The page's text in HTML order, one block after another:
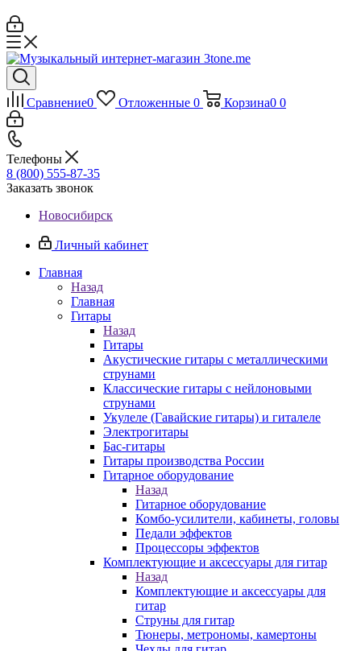
Сравнение0 Отложенные 0 Корзина0 0
Телефоны
8 (800) 555-87-35
Заказать звонок
Новосибирск
Личный кабинет
Главная
Назад
Главная
Гитары
Назад
Гитары
Акустические гитары с металлическими
струнами
Классические гитары с нейлоновыми
струнами
Укулеле (Гавайские гитары) и гиталеле
Электрогитары
Бас-гитары
Гитары производства России
Гитарное оборудование
Назад
Гитарное оборудование
Комбо-усилители, кабинеты, головы
Педали эффектов
Процессоры эффектов
Комплектующие и аксессуары для гитар
Назад
Комплектующие и аксессуары для
гитар
Струны для гитар
Тюнеры, метрономы, камертоны